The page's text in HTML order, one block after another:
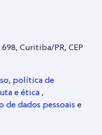
Curitiba/PR, CEP
, política de
e ética ,
de dados pessoais e